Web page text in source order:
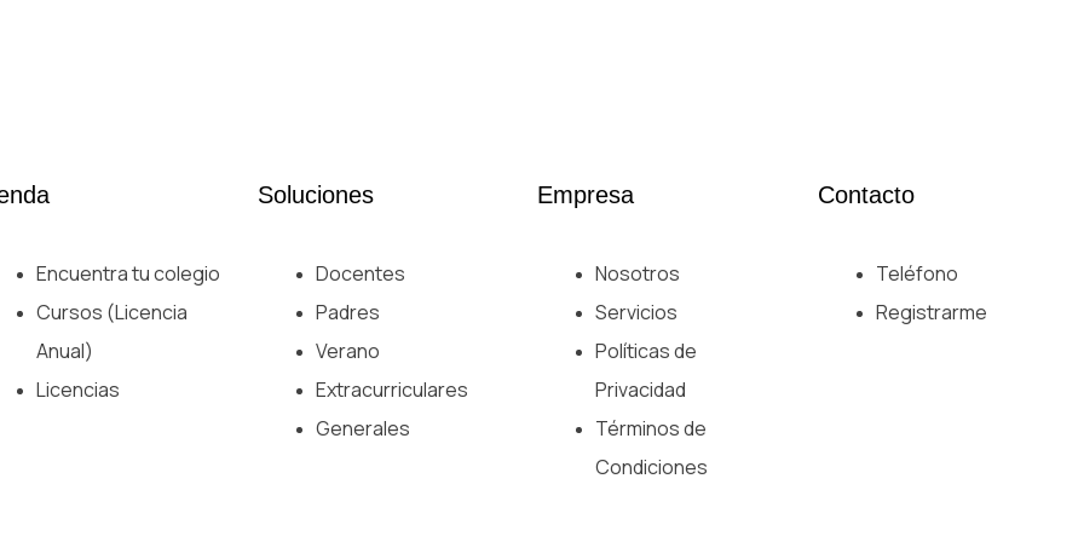
Encuentra tu colegio
Cursos (Licencia
Anual)
Licencias
Soluciones
Docentes
Padres
Verano
Extracurriculares
Generales
Empresa
Nosotros
Servicios
Políticas de
Privacidad
Términos de
Condiciones
Contacto
Teléfono
Registrarme